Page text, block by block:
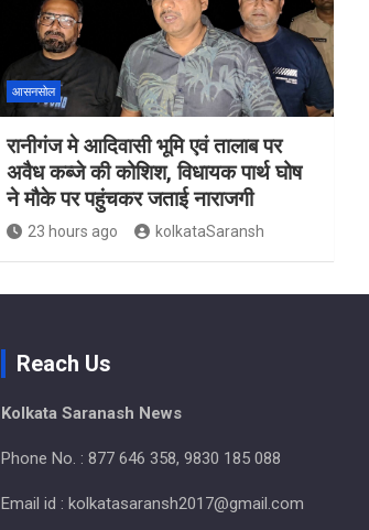
आसनसोल
रानीगंज मे आदिवासी भूमि एवं तालाब पर
अवैध कब्जे की कोशिश, विधायक पार्थ घोष
ने मौके पर पहुंचकर जताई नाराजगी
23 hours ago kolkataSaransh
Reach Us
Kolkata Saranash News
Phone No. : 877 646 358, 9830 185 088
Email id : kolkatasaransh2017@gmail.com